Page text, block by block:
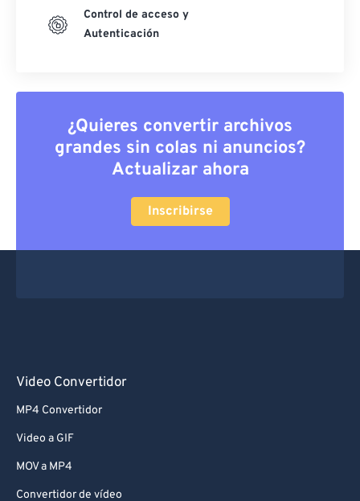
Control de acceso y
Autenticación
¿Quieres convertir archivos
grandes sin colas ni anuncios?
Actualizar ahora
Inscribirse
Video Convertidor
MP4 Convertidor
Video a GIF
MOV a MP4
Convertidor de vídeo